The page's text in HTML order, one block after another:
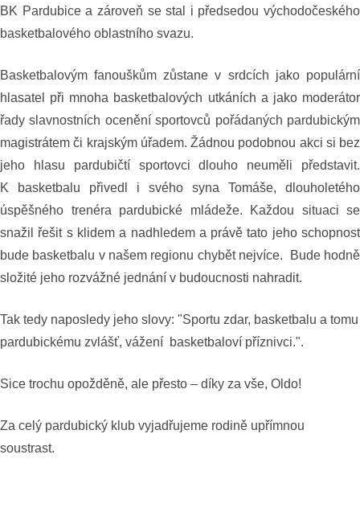
BK Pardubice a zároveň se stal i předsedou východočeského
basketbalového oblastního svazu.
Basketbalovým fanouškům zůstane v srdcích jako populární
hlasatel při mnoha basketbalových utkáních a jako moderátor
řady slavnostních ocenění sportovců pořádaných pardubickým
magistrátem či krajským úřadem. Žádnou podobnou akci si bez
jeho hlasu pardubičtí sportovci dlouho neuměli představit.
K basketbalu přivedl i svého syna Tomáše, dlouholetého
úspěšného trenéra pardubické mládeže. Každou situaci se
snažil řešit s klidem a nadhledem a právě tato jeho schopnost
bude basketbalu v našem regionu chybět nejvíce. Bude hodně
složité jeho rozvážné jednání v budoucnosti nahradit.
Tak tedy naposledy jeho slovy: "Sportu zdar, basketbalu a tomu
pardubickému zvlášť, vážení basketbaloví příznivci.".
Sice trochu opožděně, ale přesto – díky za vše, Oldo!
Za celý pardubický klub vyjadřujeme rodině upřímnou
soustrast.